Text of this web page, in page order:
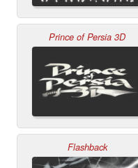
Prince of Persia 3D
Flashback